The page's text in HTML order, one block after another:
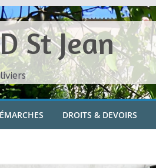
St Jean
DROITS & DEVOIRS